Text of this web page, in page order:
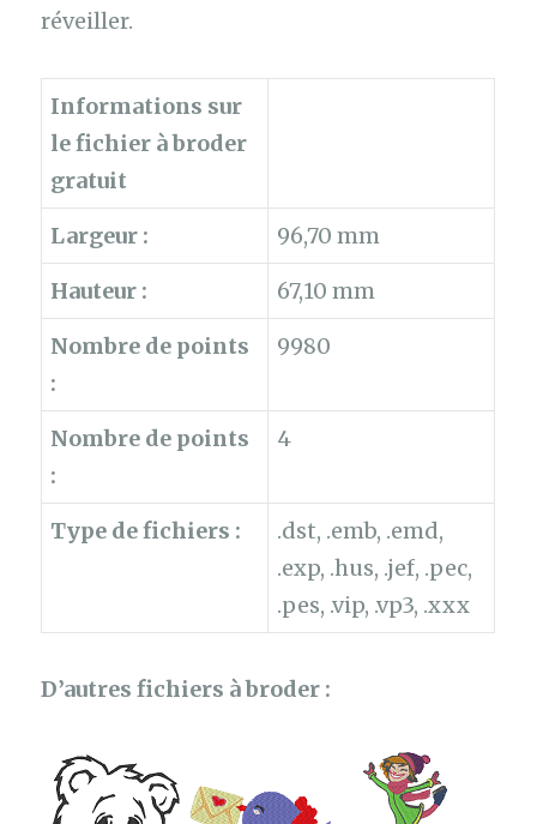
réveiller.
Informations sur
le fichier à broder
gratuit
Largeur :
96,70 mm
Hauteur :
67,10 mm
Nombre de points
:
9980
Nombre de points
:
4
Type de fichiers :
.dst, .emb, .emd,
.exp, .hus, .jef, .pec,
.pes, .vip, .vp3, .xxx
D’autres fichiers à broder :